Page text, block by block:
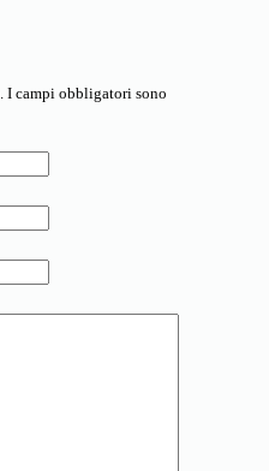
I campi obbligatori sono